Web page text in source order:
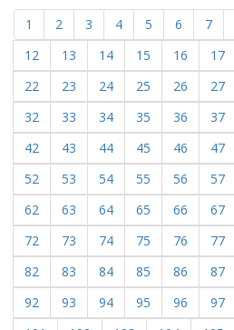
1 2 3 4 5 6 7
12
13 14 15 16 17
22
23 24 25 26 27
32
33 34 35 36 37
42
43 44 45 46 47
52
53 54 55 56 57
62
63 64 65 66 67
72
73 74 75 76 77
82
83 84 85 86 87
92
93 94 95 96 97